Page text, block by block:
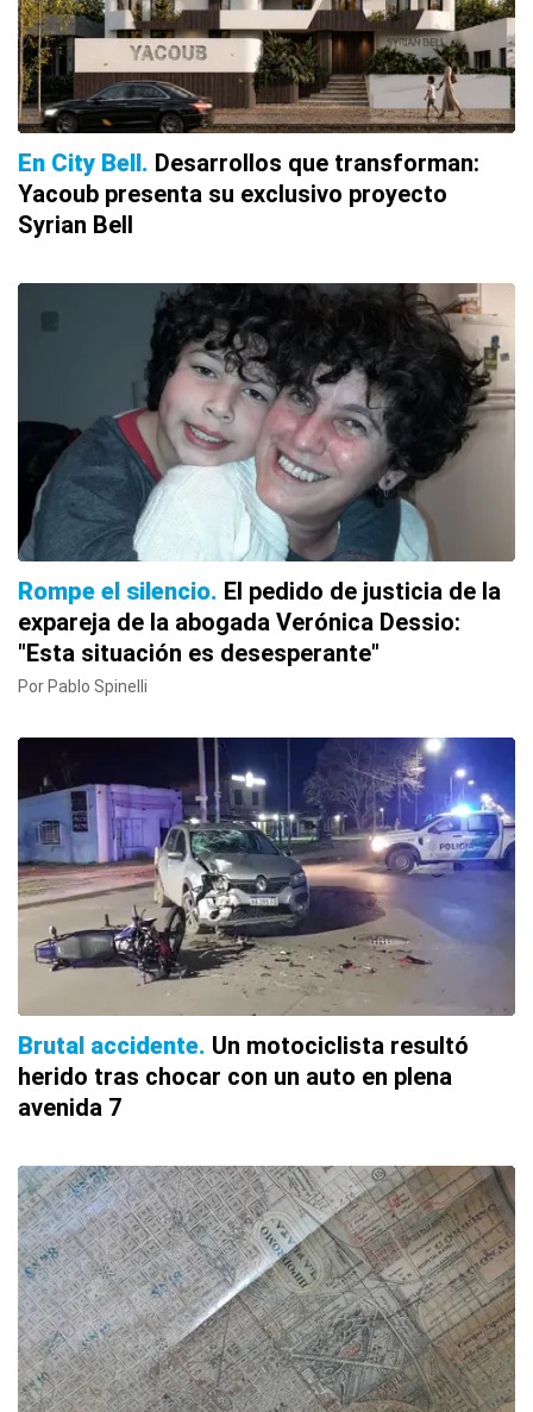
En City Bell Desarrollos que transforman:
Yacoub presenta su exclusivo proyecto
Syrian Bell
Rompe el silencio El pedido de justicia de la
expareja de la abogada Verónica Dessio:
"Esta situación es desesperante"
Por Pablo Spinelli
Brutal accidente Un motociclista resultó
herido tras chocar con un auto en plena
avenida 7